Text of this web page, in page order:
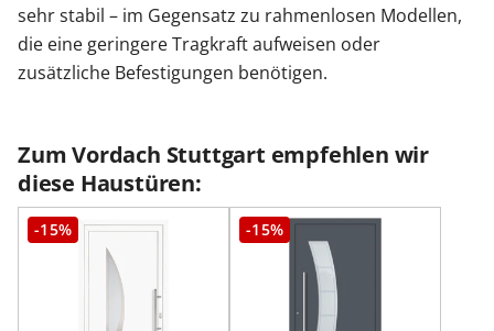
sehr stabil – im Gegensatz zu rahmenlosen Modellen,
die eine geringere Tragkraft aufweisen oder
zusätzliche Befestigungen benötigen.
Zum Vordach Stuttgart empfehlen wir
diese Haustüren:
-15% -15%